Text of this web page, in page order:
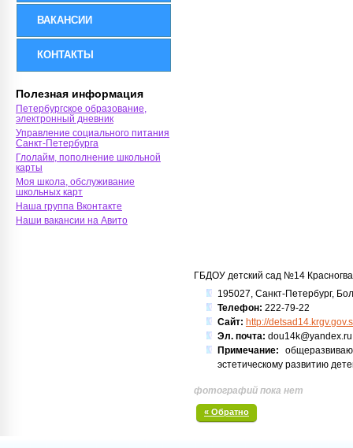
ВАКАНСИИ
КОНТАКТЫ
Полезная информация
Петербургское образование,
электронный дневник
Управление социального питания
Санкт-Петербурга
Глолайм, пополнение школьной
карты
Моя школа, обслуживание
школьных карт
Наша группа Вконтакте
Наши вакансии на Авито
ГБДОУ детский сад №14
195027, Санкт-Петербург,
Телефон: 222-79-22
Сайт: http://
Эл. почта: dou14k@yandex.ru
Примечание:
эстетическому развитию
фотографий пока нет
« Обратно